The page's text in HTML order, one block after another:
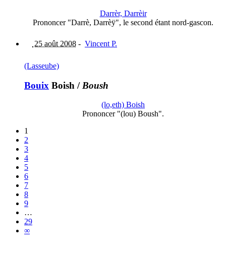
Darrèr, Darrèir
Prononcer "Darrè, Darrèÿ", le second étant nord-gascon.
25 août 2008 - Vincent P.
(Lasseube)
Bouix Boish / Boush
(lo,eth) Boish
Prononcer "(lou) Boush".
1
2
3
4
5
6
7
8
9
…
29
∞